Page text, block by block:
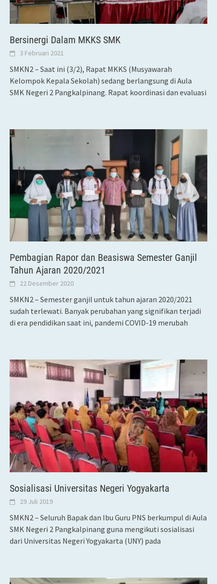
Bersinergi Dalam MKKS SMK
3 Februari 2021
SMKN2 – Saat ini (3/2), Rapat MKKS (Musyawarah
Kelompok Kepala Sekolah) sedang berlangsung di Aula
SMK Negeri 2 Pangkalpinang. Rapat koordinasi dan evaluasi
Pembagian Rapor dan Beasiswa Semester Ganjil
Tahun Ajaran 2020/2021
22 Desember 2020
SMKN2 – Semester ganjil untuk tahun ajaran 2020/2021
sudah terlewati. Banyak perubahan yang signifikan terjadi
di era pendidikan saat ini, pandemi COVID-19 merubah
Sosialisasi Universitas Negeri Yogyakarta
29 Juli 2019
SMKN2 – Seluruh Bapak dan Ibu Guru PNS berkumpul di Aula
SMK Negeri 2 Pangkalpinang guna mengikuti sosialisasi
dari Universitas Negeri Yogyakarta (UNY) pada